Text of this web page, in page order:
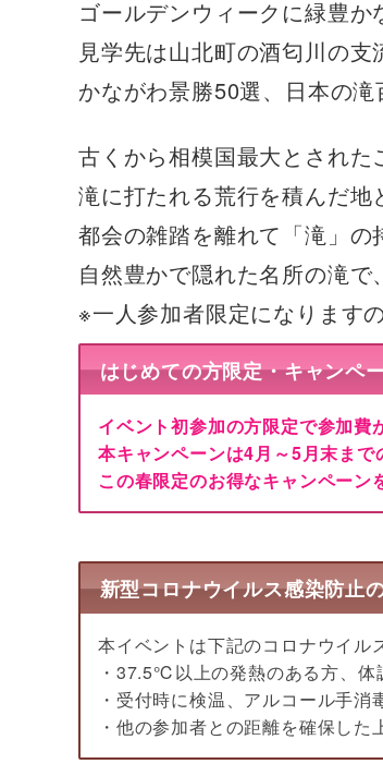
ゴールデンウィークに緑豊か
見学先は山北町の酒匂川の支
かながわ景勝50選、日本の滝
古くから相模国最大とされた
滝に打たれる荒行を積んだ地
都会の雑踏を離れて「滝」の
自然豊かで隠れた名所の滝で
※一人参加者限定になります
はじめての方限定・キャンペ
イベント初参加の方限定で参加費
本キャンペーンは4月～5月末まで
この春限定のお得なキャンペーン
新型コロナウイルス感染防止
本イベントは下記のコロナウイル
・37.5℃以上の発熱のある方、体
・受付時に検温、アルコール手消
・他の参加者との距離を確保した